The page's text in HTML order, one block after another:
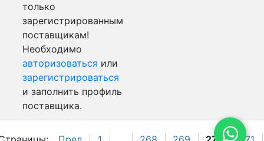
только
зарегистрированным
поставщикам!
Необходимо
авторизоваться или
зарегистрироваться
и заполнить профиль
поставщика.